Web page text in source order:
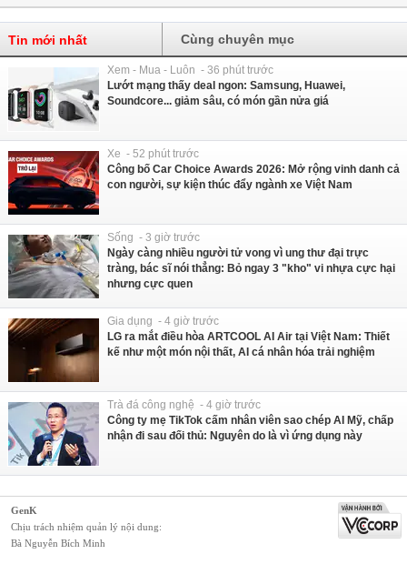
Tin mới nhất Cùng chuyên mục
Xem - Mua - Luôn - 36 phút trước
Lướt mạng thấy deal ngon: Samsung, Huawei,
Soundcore... giảm sâu, có món gần nửa giá
Xe - 52 phút trước
Công bố Car Choice Awards 2026: Mở rộng vinh danh cả
con người, sự kiện thúc đẩy ngành xe Việt Nam
Sống - 3 giờ trước
Ngày càng nhiều người tử vong vì ung thư đại trực
tràng, bác sĩ nói thẳng: Bỏ ngay 3 "kho" vi nhựa cực hại
nhưng cực quen
Gia dụng - 4 giờ trước
LG ra mắt điều hòa ARTCOOL AI Air tại Việt Nam: Thiết
kế như một món nội thất, AI cá nhân hóa trải nghiệm
Trà đá công nghệ - 4 giờ trước
Công ty mẹ TikTok cấm nhân viên sao chép AI Mỹ, chấp
nhận đi sau đối thủ: Nguyên do là vì ứng dụng này
GenK
Chịu trách nhiệm quản lý nội dung:
Bà Nguyễn Bích Minh